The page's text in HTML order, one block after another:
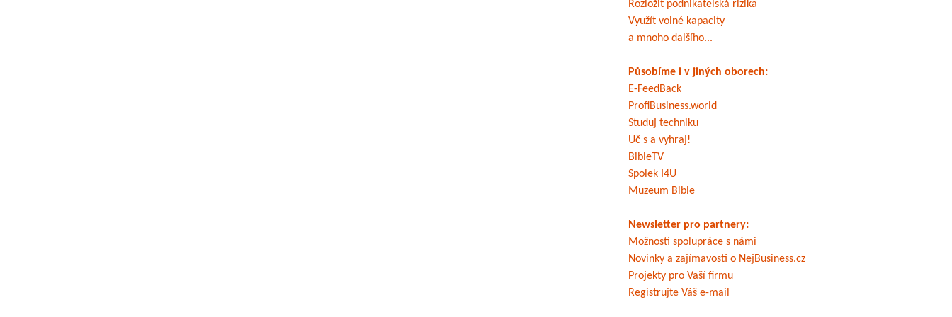
Rozložit podnikatelská rizika
Využít volné kapacity
a mnoho dalšího...
Působíme i v jiných oborech:
E-FeedBack
ProfiBusiness.world
Studuj techniku
Uč s a vyhraj!
BibleTV
Spolek I4U
Muzeum Bible
Newsletter pro partnery:
Možnosti spolupráce s námi
Novinky a zajímavosti o NejBusiness.cz
Projekty pro Vaší firmu
Registrujte Váš e-mail